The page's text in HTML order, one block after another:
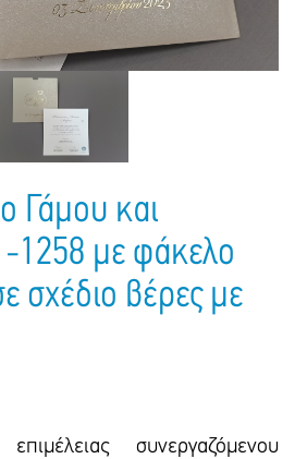
Γάμου και
1258 με φάκελο
σχέδιο βέρες με
συνεργαζόμενου